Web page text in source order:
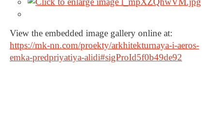
View the embedded image gallery online at:
https://mk-nn.com/proekty/arkhitekturnaya-i-aeros-
emka-predpriyatiya-alidi#sigProId5f0b49de92